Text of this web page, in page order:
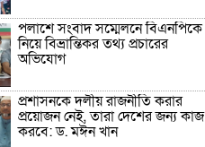
পলাশে সংবাদ সম্মেলনে বিএনপিকে
নিয়ে বিভ্রান্তিকর তথ্য প্রচারের
অভিযোগ
প্রশাসনকে দলীয় রাজনীতি করার
প্রয়োজন নেই, তারা দেশের জন্য কাজ
করবে: ড. মঈন খান